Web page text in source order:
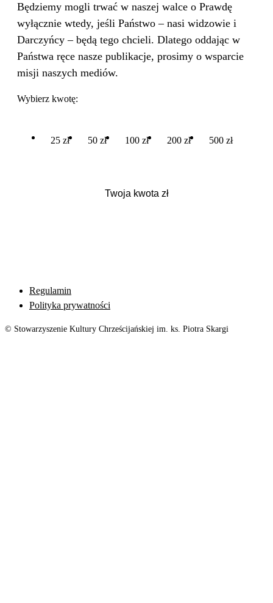
Będziemy mogli trwać w naszej walce o Prawdę
wyłącznie wtedy, jeśli Państwo – nasi widzowie i
Darczyńcy – będą tego chcieli. Dlatego oddając w
Państwa ręce nasze publikacje, prosimy o wsparcie
misji naszych mediów.
Wybierz kwotę:
25 zł 50 zł 100 zł 200 zł 500 zł
Regulamin
Polityka prywatności
© Stowarzyszenie Kultury Chrześcijańskiej im. ks. Piotra Skargi